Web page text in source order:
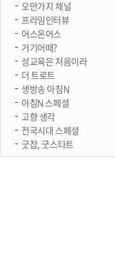
오만가지 채널
프라임인터뷰
어스온어스
거기어때?
성교육은 처음이라
더 트로트
생방송 아침N
아침N 스페셜
고향 생각
전국시대 스페셜
굿잡, 굿스타트